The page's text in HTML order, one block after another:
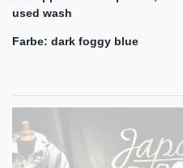
used wash
Farbe: dark foggy blue